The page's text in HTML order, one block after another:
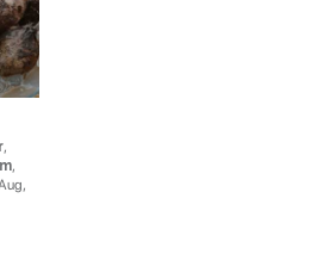
,
,